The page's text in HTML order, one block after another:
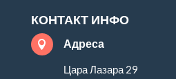
КОНТАКТ ИНФО
 Адреса
Цара Лазара 29